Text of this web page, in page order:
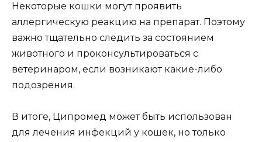
Некоторые кошки могут проявить
аллергическую реакцию на препарат. Поэтому
важно тщательно следить за состоянием
животного и проконсультироваться с
ветеринаром, если возникают какие-либо
подозрения.
В итоге, Ципромед может быть использован
для лечения инфекций у кошек, но только